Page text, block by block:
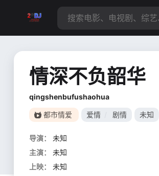
情深不负韶华
qingshenbufushaohua
都市情爱 爱情 剧情 未知
导演：
未知
主演：
未知
上映：
未知